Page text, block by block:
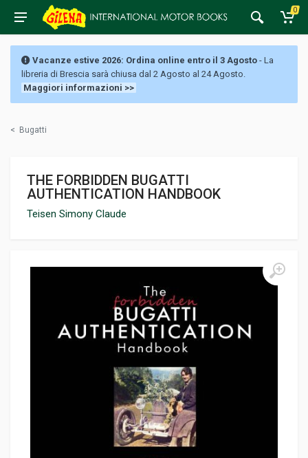
0
Vacanze estive 2026: Ordina online entro il 3 Agosto - La
libreria di Brescia sarà chiusa dal 2 Agosto al 24 Agosto.
Maggiori informazioni >>
< Bugatti
THE FORBIDDEN BUGATTI
AUTHENTICATION HANDBOOK
Teisen Simony Claude